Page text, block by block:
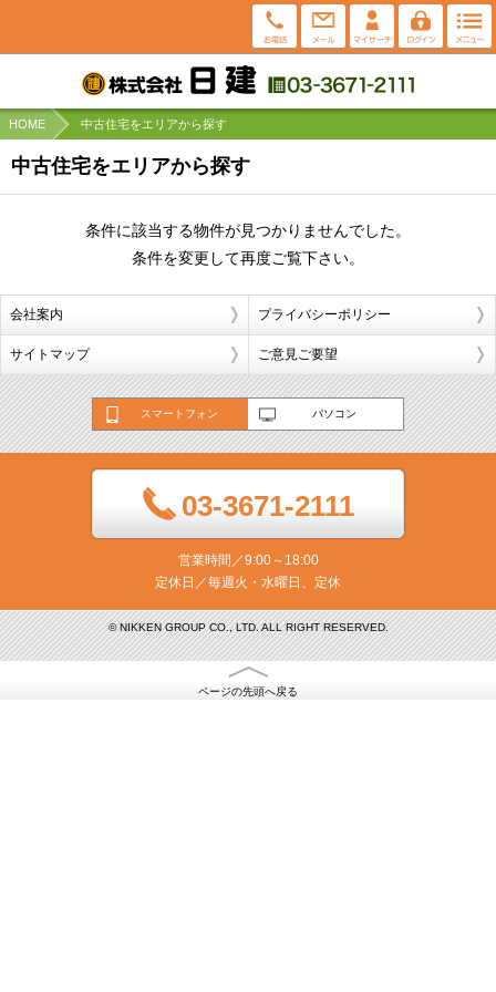
HOME 中古住宅をエリアから探す
中古住宅をエリアから探す
条件に該当する物件が見つかりませんでした。
条件を変更して再度ご覧下さい。
会社案内 プライバシーポリシー
サイトマップ ご意見ご要望
スマートフォン パソコン
03-3671-2111
営業時間／9:00～18:00
定休日／毎週火・水曜日、定休
© NIKKEN GROUP CO., LTD. ALL RIGHT RESERVED.
ページの先頭へ戻る